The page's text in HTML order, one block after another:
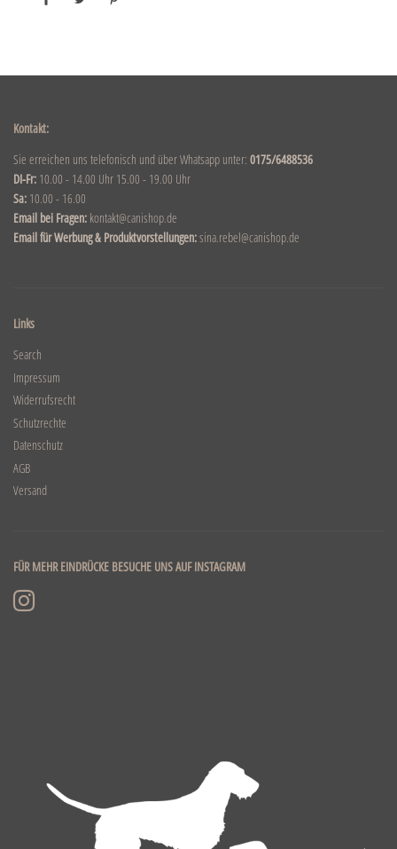
Kontakt:
Sie erreichen uns telefonisch und über Whatsapp unter: 0175/6488536
DI-Fr: 10.00 - 14.00 Uhr 15.00 - 19.00 Uhr
Sa: 10.00 - 16.00
Email bei Fragen: kontakt@canishop.de
Email für Werbung & Produktvorstellungen:sina.rebel@canishop.de
Links
Search
Impressum
Widerrufsrecht
Schutzrechte
Datenschutz
AGB
Versand
FÜR MEHR EINDRÜCKE BESUCHE UNS AUF INSTAGRAM